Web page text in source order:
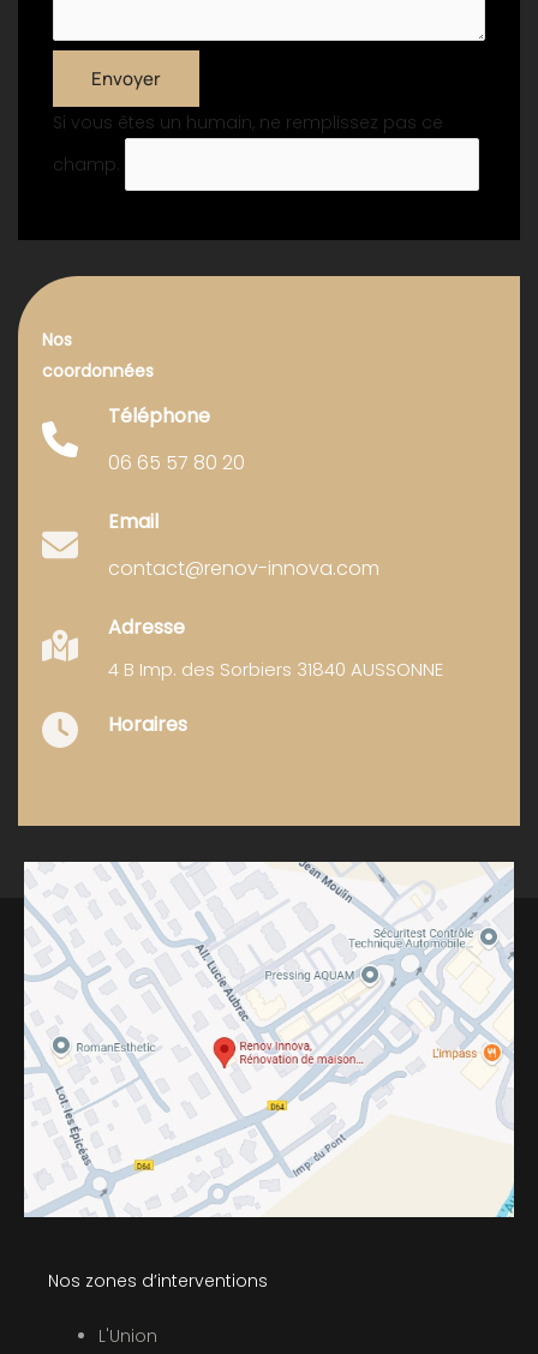
Envoyer
Si vous êtes un humain, ne remplissez pas ce
champ.
Nos
coordonnées
Téléphone
06 65 57 80 20
Email
contact@renov-innova.com
Adresse
4 B Imp. des Sorbiers 31840 AUSSONNE
Horaires
Nos zones d’interventions
L'Union